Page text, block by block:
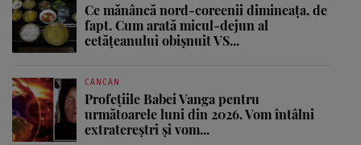
Ce mănâncă nord-coreenii dimineața, de
fapt. Cum arată micul-dejun al
cetățeanului obișnuit VS...
CANCAN
Profețiile Babei Vanga pentru
următoarele luni din 2026. Vom întâlni
extratereștri și vom...